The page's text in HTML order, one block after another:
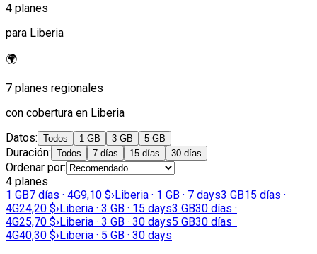
4 planes
para Liberia
🌍
7 planes regionales
con cobertura en Liberia
Datos: Todos 1 GB 3 GB 5 GB
Duración: Todos 7 días 15 días 30 días
Ordenar por:
4 planes
1 GB7 días · 4G9,10 $›Liberia · 1 GB · 7 days3 GB15 días ·
4G24,20 $›Liberia · 3 GB · 15 days3 GB30 días ·
4G25,70 $›Liberia · 3 GB · 30 days5 GB30 días ·
4G40,30 $›Liberia · 5 GB · 30 days